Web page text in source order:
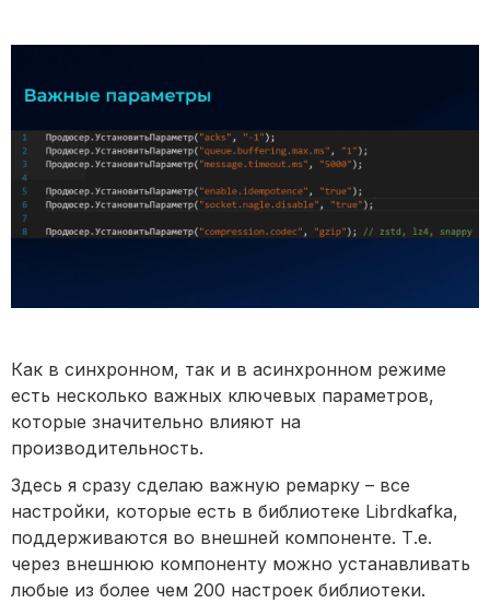
Как в синхронном, так и в асинхронном режиме
есть несколько важных ключевых параметров,
которые значительно влияют на
производительность.
Здесь я сразу сделаю важную ремарку – все
настройки, которые есть в библиотеке Librdkafka,
поддерживаются во внешней компоненте. Т.е.
через внешнюю компоненту можно устанавливать
любые из более чем 200 настроек библиотеки.